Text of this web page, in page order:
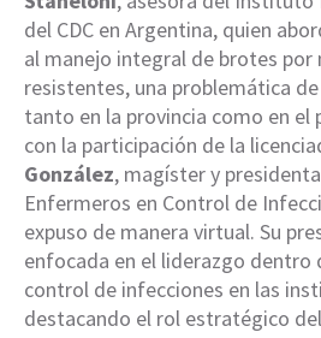
del CDC en Argentina, quien
al manejo integral de brotes
resistentes, una problemática
tanto en la provincia como en el
con la participación de la
González, magíster y
Enfermeros en Control de
expuso de manera virtual. Su
enfocada en el liderazgo dentro
control de infecciones en las
destacando el rol estratégico